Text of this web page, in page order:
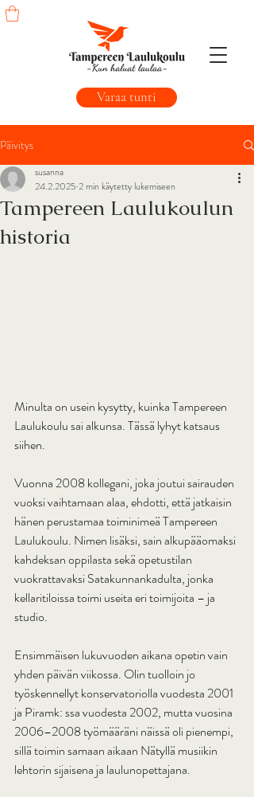
Varaa tunti
Päivitys
Tampereen Laulukoulun
historia
susanna
24.2.2025 2 min käytetty lukemiseen
Minulta on usein kysytty, kuinka Tampereen
Laulukoulu sai alkunsa. Tässä lyhyt katsaus
siihen.
Vuonna 2008 kollegani, joka joutui sairauden
vuoksi vaihtamaan alaa, ehdotti, että jatkaisin
hänen perustamaa toiminimeä Tampereen
Laulukoulu. Nimen lisäksi, sain alkupääomaksi
kahdeksan oppilasta sekä opetustilan
vuokrattavaksi Satakunnankadulta, jonka
kellaritiloissa toimi useita eri toimijoita – ja
studio.
Ensimmäisen lukuvuoden aikana opetin vain
yhden päivän viikossa. Olin tuolloin jo
työskennellyt konservatoriolla vuodesta 2001
ja Piramk: ssa vuodesta 2002, mutta vuosina
2006–2008 työmääräni näissä oli pienempi,
sillä toimin samaan aikaan Nätyllä musiikin
lehtorin sijaisena ja laulunopettajana.